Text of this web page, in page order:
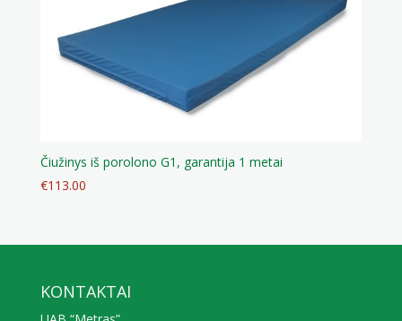
Čiužinys iš porolono G1, garantija 1 metai
€113.00
KONTAKTAI